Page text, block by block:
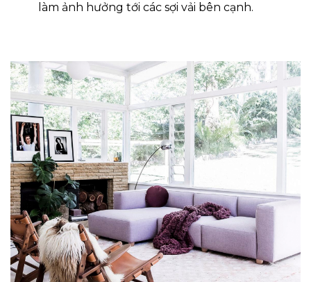
làm ảnh hưởng tới các sợi vải bên cạnh.